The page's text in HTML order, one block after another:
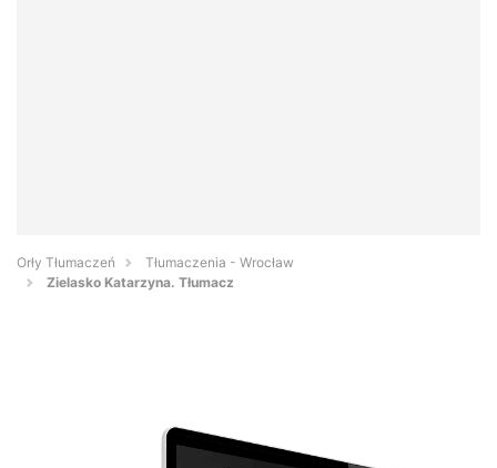
Orły Tłumaczeń
Tłumaczenia - Wrocław
Zielasko Katarzyna. Tłumacz